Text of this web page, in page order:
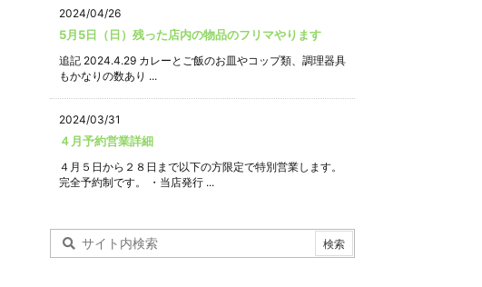
2024/04/26
5月5日（日）残った店内の物品のフリマやります
追記 2024.4.29 カレーとご飯のお皿やコップ類、調理器具
もかなりの数あり ...
2024/03/31
４月予約営業詳細
４月５日から２８日まで以下の方限定で特別営業します。
完全予約制です。 ・当店発行 ...